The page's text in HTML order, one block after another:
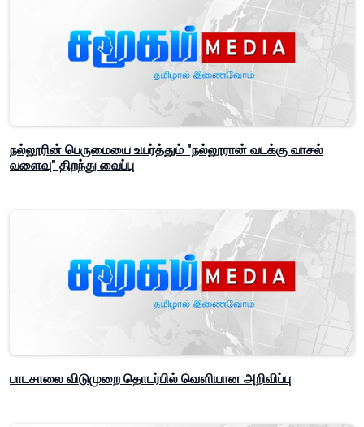
நல்லூரின் பெருமையை உயர்த்தும் "நல்லூரான் வடக்கு வாசல்
வளைவு" திறந்து வைப்பு
பாடசாலை விடுமுறை தொடர்பில் வௌியான அறிவிப்பு